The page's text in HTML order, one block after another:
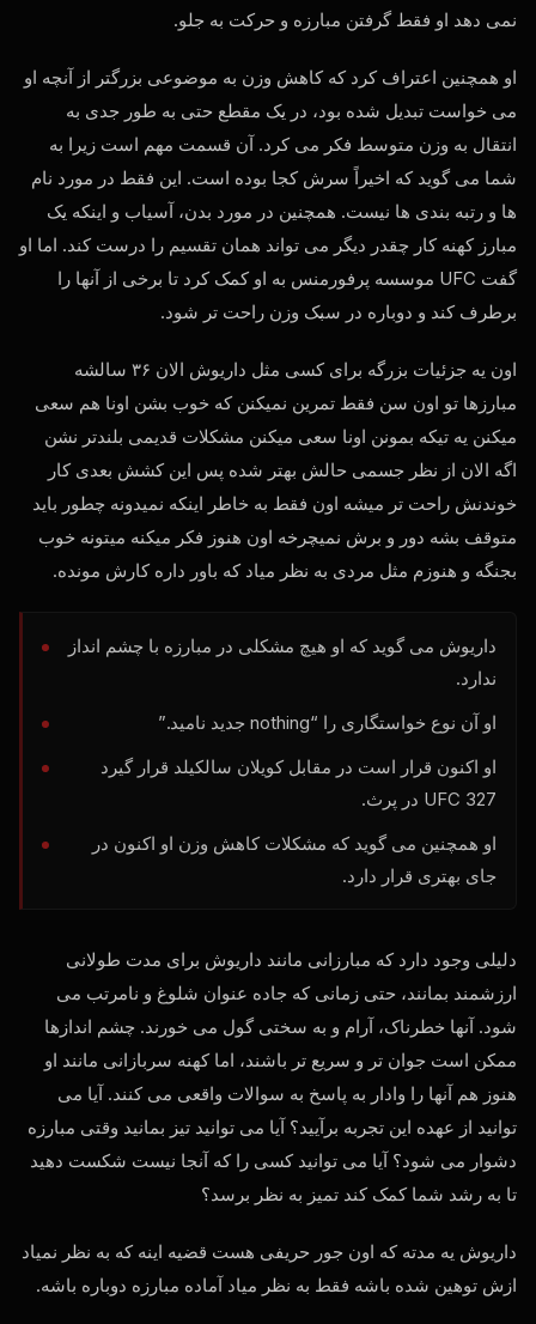
نمی دهد او فقط گرفتن مبارزه و حرکت به جلو.
او همچنین اعتراف کرد که کاهش وزن به موضوعی بزرگتر از آنچه او
می خواست تبدیل شده بود، در یک مقطع حتی به طور جدی به
انتقال به وزن متوسط فکر می کرد. آن قسمت مهم است زیرا به
شما می گوید که اخیراً سرش کجا بوده است. این فقط در مورد نام
ها و رتبه بندی ها نیست. همچنین در مورد بدن، آسیاب و اینکه یک
مبارز کهنه کار چقدر دیگر می تواند همان تقسیم را درست کند. اما او
گفت UFC موسسه پرفورمنس به او کمک کرد تا برخی از آنها را
برطرف کند و دوباره در سبک وزن راحت تر شود.
اون یه جزئیات بزرگه برای کسی مثل داریوش الان ۳۶ سالشه
مبارزها تو اون سن فقط تمرین نمیکنن که خوب بشن اونا هم سعی
میکنن یه تیکه بمونن اونا سعی میکنن مشکلات قدیمی بلندتر نشن
اگه الان از نظر جسمی حالش بهتر شده پس این کشش بعدی کار
خوندنش راحت تر میشه اون فقط به خاطر اینکه نمیدونه چطور باید
متوقف بشه دور و برش نمیچرخه اون هنوز فکر میکنه میتونه خوب
بجنگه و هنوزم مثل مردی به نظر میاد که باور داره کارش مونده.
داریوش می گوید که او هیچ مشکلی در مبارزه با چشم انداز
ندارد.
او آن نوع خواستگاری را “nothing جدید نامید.”
او اکنون قرار است در مقابل کویلان سالکیلد قرار گیرد
UFC 327 در پرث.
او همچنین می گوید که مشکلات کاهش وزن او اکنون در
جای بهتری قرار دارد.
دلیلی وجود دارد که مبارزانی مانند داریوش برای مدت طولانی
ارزشمند بمانند، حتی زمانی که جاده عنوان شلوغ و نامرتب می
شود. آنها خطرناک، آرام و به سختی گول می خورند. چشم اندازها
ممکن است جوان تر و سریع تر باشند، اما کهنه سربازانی مانند او
هنوز هم آنها را وادار به پاسخ به سوالات واقعی می کنند. آیا می
توانید از عهده این تجربه برآیید؟ آیا می توانید تیز بمانید وقتی مبارزه
دشوار می شود؟ آیا می توانید کسی را که آنجا نیست شکست دهید
تا به رشد شما کمک کند تمیز به نظر برسد؟
داریوش یه مدته که اون جور حریفی هست قضیه اینه که به نظر نمیاد
ازش توهین شده باشه فقط به نظر میاد آماده مبارزه دوباره باشه.